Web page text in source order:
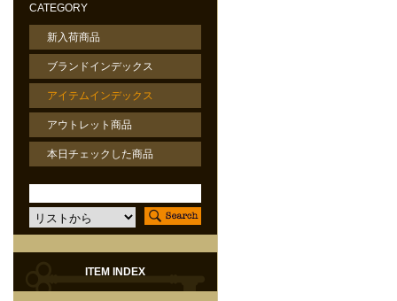
CATEGORY
新入荷商品
ブランドインデックス
アイテムインデックス
アウトレット商品
本日チェックした商品
ITEM INDEX